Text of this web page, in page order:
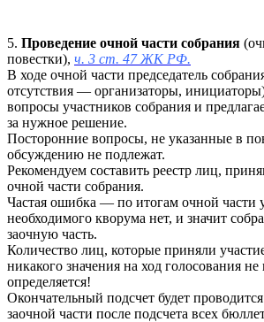
5. Проведение очной части собрания
повестки), ч. 3 ст. 47 ЖК РФ.
В ходе очной части председатель
отсутствия — организаторы,
вопросы участников собрания и
за нужное решение.
Посторонние вопросы, не указанные в
обсуждению не подлежат.
Рекомендуем составить реестр лиц,
очной части собрания.
Частая ошибка — по итогам очной части
необходимого кворума нет, и значит
заочную часть.
Количество лиц, которые приняли
никакого значения на ход голосования
определяется!
Окончательный подсчет будет
заочной части после подсчета всех